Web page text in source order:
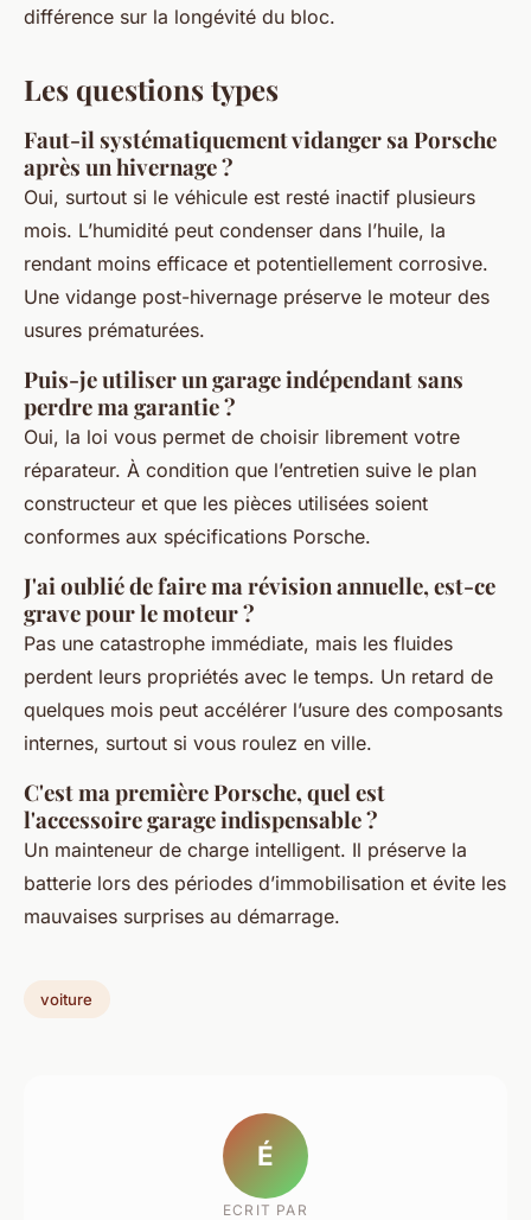
différence sur la longévité du bloc.
Les questions types
Faut-il systématiquement vidanger sa Porsche
après un hivernage ?
Oui, surtout si le véhicule est resté inactif plusieurs
mois. L’humidité peut condenser dans l’huile, la
rendant moins efficace et potentiellement corrosive.
Une vidange post-hivernage préserve le moteur des
usures prématurées.
Puis-je utiliser un garage indépendant sans
perdre ma garantie ?
Oui, la loi vous permet de choisir librement votre
réparateur. À condition que l’entretien suive le plan
constructeur et que les pièces utilisées soient
conformes aux spécifications Porsche.
J'ai oublié de faire ma révision annuelle, est-ce
grave pour le moteur ?
Pas une catastrophe immédiate, mais les fluides
perdent leurs propriétés avec le temps. Un retard de
quelques mois peut accélérer l’usure des composants
internes, surtout si vous roulez en ville.
C'est ma première Porsche, quel est
l'accessoire garage indispensable ?
Un mainteneur de charge intelligent. Il préserve la
batterie lors des périodes d’immobilisation et évite les
mauvaises surprises au démarrage.
voiture
É
ECRIT PAR